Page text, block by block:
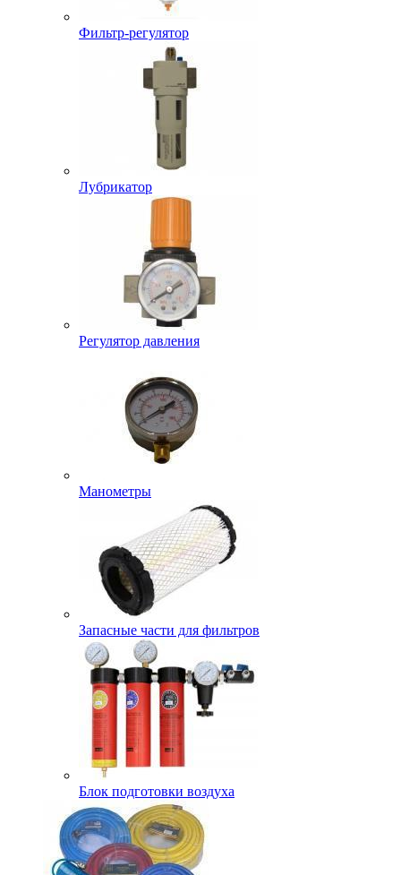
Фильтр-регулятор
Лубрикатор
Регулятор давления
Манометры
Запасные части для фильтров
Блок подготовки воздуха